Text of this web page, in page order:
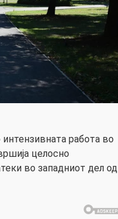
работа во
целосно
во западниот дел од